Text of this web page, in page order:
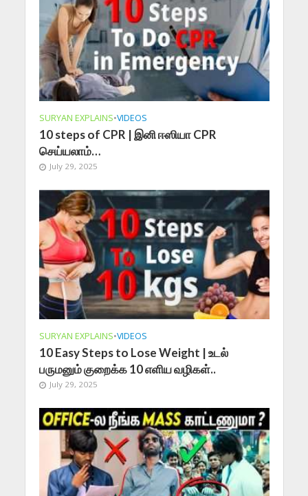
SURYAN EXPLAINS•VIDEOS
10 steps of CPR | இனி ஈஸியா CPR
செய்யலாம்…
July 29, 2025
SURYAN EXPLAINS•VIDEOS
10 Easy Steps to Lose Weight | உடல்
பருமனும் குறைக்க 10 எளிய வழிகள்..
July 29, 2025